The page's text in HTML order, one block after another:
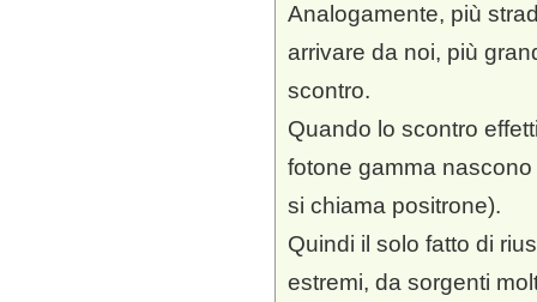
Analogamente, più
arrivare da noi, più
scontro.
Quando lo scontro
fotone gamma
si chiama positrone).
Quindi il solo fatto di
estremi, da sorgenti